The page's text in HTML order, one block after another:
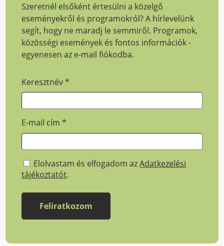
Szeretnél elsőként értesülni a közelgő
eseményekről és programokról? A hírlevelünk
segít, hogy ne maradj le semmiről. Programok,
közösségi események és fontos információk -
egyenesen az e-mail fiókodba.
Keresztnév*
E-mail cím*
Elolvastam és elfogadom azAdatkezelési
tájékoztatót.